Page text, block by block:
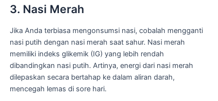
3. Nasi Merah
Jika Anda terbiasa mengonsumsi nasi, cobalah mengganti
nasi putih dengan nasi merah saat sahur. Nasi merah
memiliki indeks glikemik (IG) yang lebih rendah
dibandingkan nasi putih. Artinya, energi dari nasi merah
dilepaskan secara bertahap ke dalam aliran darah,
mencegah lemas di sore hari.